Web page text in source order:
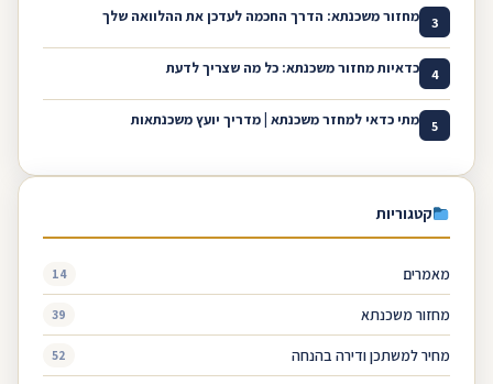
3 מחזור משכנתא: הדרך החכמה לעדכן את ההלוואה שלך
4 כדאיות מחזור משכנתא: כל מה שצריך לדעת
5 מתי כדאי למחזר משכנתא | מדריך יועץ משכנתאות
קטגוריות
מאמרים 14
מחזור משכנתא 39
מחיר למשתכן ודירה בהנחה 52